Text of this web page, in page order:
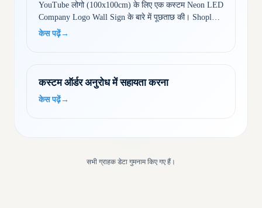
YouTube लोगो (100x100cm) के लिए एक कस्टम Neon LED
Company Logo Wall Sign के बारे में पूछताछ की। Shoply ने
संपर्क जानकारी एकत्र की, आवश्यकताएँ स्पष्ट कीं, समझाया…
केस पढ़ें→
कस्टम ऑर्डर अनुरोध में सहायता करना
केस पढ़ें→
सभी ग्राहक डेटा गुमनाम किए गए हैं।